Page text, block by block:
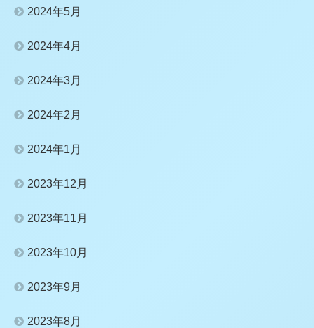
2024年5月
2024年4月
2024年3月
2024年2月
2024年1月
2023年12月
2023年11月
2023年10月
2023年9月
2023年8月